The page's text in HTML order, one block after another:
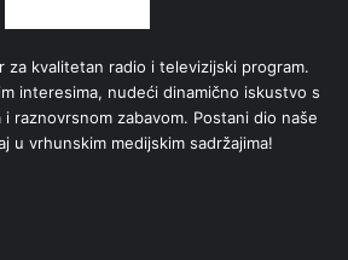
za kvalitetan radio i televizijski program.
interesima, nudeći dinamično iskustvo s
raznovrsnom zabavom. Postani dio naše
u vrhunskim medijskim sadržajima!